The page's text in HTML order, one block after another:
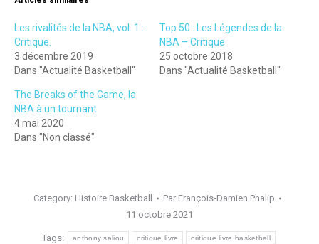
Les rivalités de la NBA, vol. 1 :
Critique.
3 décembre 2019
Dans "Actualité Basketball"
Top 50 : Les Légendes de la
NBA – Critique
25 octobre 2018
Dans "Actualité Basketball"
The Breaks of the Game, la
NBA à un tournant
4 mai 2020
Dans "Non classé"
Category: Histoire Basketball Par François-Damien Phalip
11 octobre 2021
Tags: anthony saliou critique livre critique livre basketball